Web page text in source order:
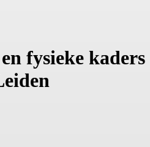
fysieke kaders